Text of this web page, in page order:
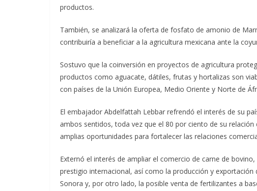
productos.
También, se analizará la oferta de fosfato de amonio de
contribuiría a beneficiar a la agricultura mexicana ante la
Sostuvo que la coinversión en proyectos de agricultura
productos como aguacate, dátiles, frutas y hortalizas son
con países de la Unión Europea, Medio Oriente y Norte de
El embajador Abdelfattah Lebbar refrendó el interés de su
ambos sentidos, toda vez que el 80 por ciento de su
amplias oportunidades para fortalecer las relaciones
Externó el interés de ampliar el comercio de carne de
prestigio internacional, así como la producción y
Sonora y, por otro lado, la posible venta de fertilizantes a